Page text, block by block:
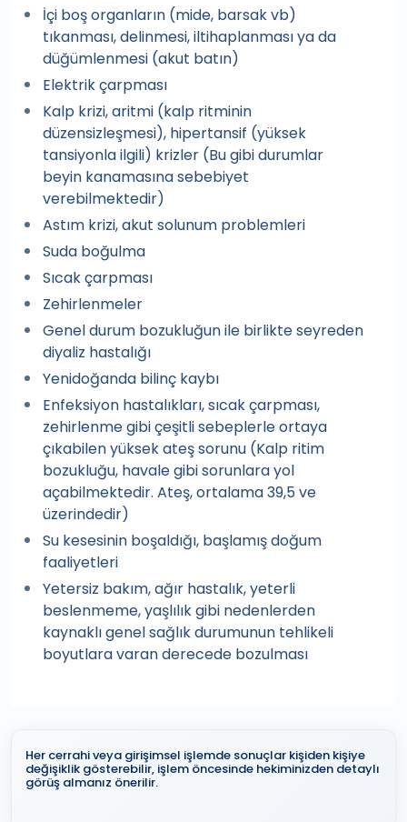
İçi boş organların (mide, barsak vb)
tıkanması, delinmesi, iltihaplanması ya da
düğümlenmesi (akut batın)
Elektrik çarpması
Kalp krizi, aritmi (kalp ritminin
düzensizleşmesi), hipertansif (yüksek
tansiyonla ilgili) krizler (Bu gibi durumlar
beyin kanamasına sebebiyet
verebilmektedir)
Astım krizi, akut solunum problemleri
Suda boğulma
Sıcak çarpması
Zehirlenmeler
Genel durum bozukluğun ile birlikte seyreden
diyaliz hastalığı
Yenidoğanda bilinç kaybı
Enfeksiyon hastalıkları, sıcak çarpması,
zehirlenme gibi çeşitli sebeplerle ortaya
çıkabilen yüksek ateş sorunu (Kalp ritim
bozukluğu, havale gibi sorunlara yol
açabilmektedir. Ateş, ortalama 39,5 ve
üzerindedir)
Su kesesinin boşaldığı, başlamış doğum
faaliyetleri
Yetersiz bakım, ağır hastalık, yeterli
beslenmeme, yaşlılık gibi nedenlerden
kaynaklı genel sağlık durumunun tehlikeli
boyutlara varan derecede bozulması
Her cerrahi veya girişimsel işlemde sonuçlar kişiden kişiye
değişiklik gösterebilir, işlem öncesinde hekiminizden detaylı
görüş almanız önerilir.